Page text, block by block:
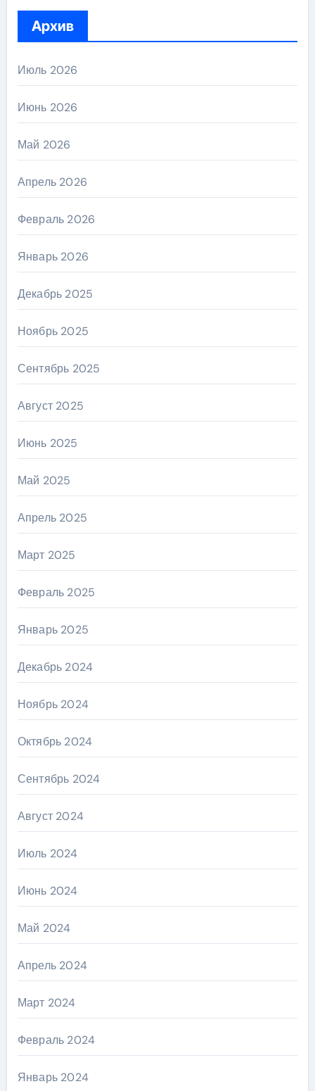
Архив
Июль 2026
Июнь 2026
Май 2026
Апрель 2026
Февраль 2026
Январь 2026
Декабрь 2025
Ноябрь 2025
Сентябрь 2025
Август 2025
Июнь 2025
Май 2025
Апрель 2025
Март 2025
Февраль 2025
Январь 2025
Декабрь 2024
Ноябрь 2024
Октябрь 2024
Сентябрь 2024
Август 2024
Июль 2024
Июнь 2024
Май 2024
Апрель 2024
Март 2024
Февраль 2024
Январь 2024